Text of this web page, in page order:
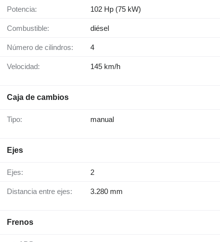
Potencia: 102 Hp (75 kW)
Combustible: diésel
Número de cilindros: 4
Velocidad: 145 km/h
Caja de cambios
Tipo: manual
Ejes
Ejes: 2
Distancia entre ejes: 3.280 mm
Frenos